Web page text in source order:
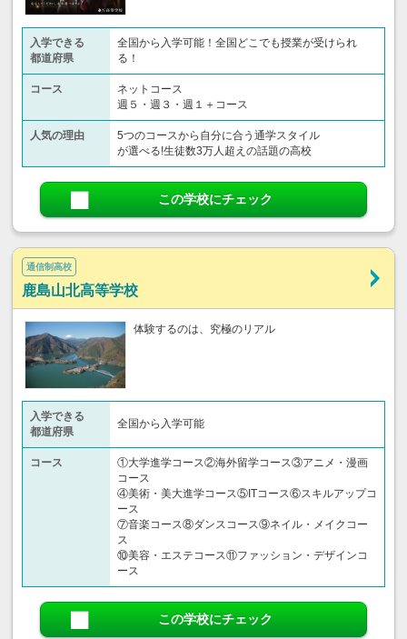
入学できる
都道府県
全国から入学可能！全国どこでも授業が受けられ
る！
コース
ネットコース
週５・週３・週１＋コース
人気の理由
5つのコースから自分に合う通学スタイル
が選べる!生徒数3万人超えの話題の高校
この学校にチェック
通信制高校
鹿島山北高等学校
体験するのは、究極のリアル
入学できる
都道府県
全国から入学可能
コース
①大学進学コース②海外留学コース③アニメ・漫画
コース
④美術・美大進学コース⑤ITコース⑥スキルアップコ
ース
⑦音楽コース⑧ダンスコース⑨ネイル・メイクコー
ス
⑩美容・エステコース⑪ファッション・デザインコ
ース
この学校にチェック